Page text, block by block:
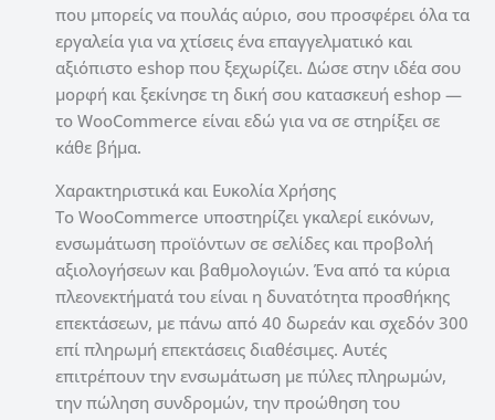
που μπορείς να πουλάς αύριο, σου προσφέρει όλα τα
εργαλεία για να χτίσεις ένα επαγγελματικό και
αξιόπιστο eshop που ξεχωρίζει. Δώσε στην ιδέα σου
μορφή και ξεκίνησε τη δική σου κατασκευή eshop —
το WooCommerce είναι εδώ για να σε στηρίξει σε
κάθε βήμα.
Χαρακτηριστικά και Ευκολία Χρήσης
Το WooCommerce υποστηρίζει γκαλερί εικόνων,
ενσωμάτωση προϊόντων σε σελίδες και προβολή
αξιολογήσεων και βαθμολογιών. Ένα από τα κύρια
πλεονεκτήματά του είναι η δυνατότητα προσθήκης
επεκτάσεων, με πάνω από 40 δωρεάν και σχεδόν 300
επί πληρωμή επεκτάσεις διαθέσιμες. Αυτές
επιτρέπουν την ενσωμάτωση με πύλες πληρωμών,
την πώληση συνδρομών, την προώθηση του